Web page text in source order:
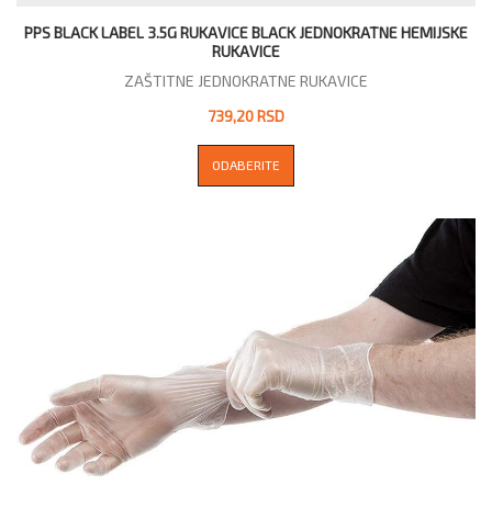
PPS BLACK LABEL 3.5G RUKAVICE BLACK JEDNOKRATNE HEMIJSKE
RUKAVICE
ZAŠTITNE JEDNOKRATNE RUKAVICE
739,20 RSD
ODABERITE